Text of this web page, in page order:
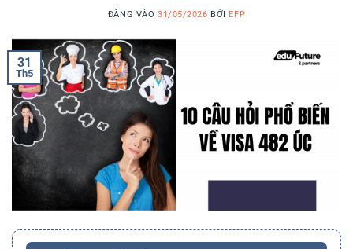
ĐĂNG VÀO 31/05/2026 BỞI EFP
31
Th5